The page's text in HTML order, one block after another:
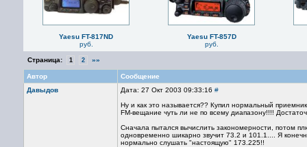
Yaesu FT-817ND
руб.
Yaesu FT-857D
руб.
Страница: 1 2 »»
Автор
Сообщение
Давыдов
Дата: 27 Окт 2003 09:33:16 #
Ну и как это называется?? Купил нормальный
FM-вещание чуть ли не по всему диапазону!!!!
Сначала пытался вычислить закономерности, потом
одновременно шикарно звучит 73.2 и 101.1.... Я
нормально слушать "настоящую" 173.225!!